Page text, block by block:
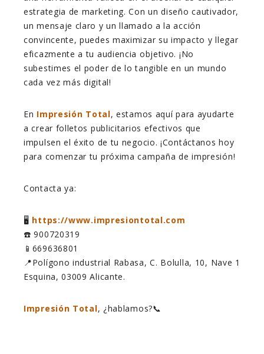
estrategia de marketing. Con un diseño cautivador,
un mensaje claro y un llamado a la acción
convincente, puedes maximizar su impacto y llegar
eficazmente a tu audiencia objetivo. ¡No
subestimes el poder de lo tangible en un mundo
cada vez más digital!
En Impresión Total, estamos aquí para ayudarte
a crear folletos publicitarios efectivos que
impulsen el éxito de tu negocio. ¡Contáctanos hoy
para comenzar tu próxima campaña de impresión!
Contacta ya:
🖥️ https://www.impresiontotal.com
☎️ 900720319
📱669636801
📍Polígono industrial Rabasa, C. Bolulla, 10, Nave 1
Esquina, 03009 Alicante.
Impresión Total, ¿hablamos?📞